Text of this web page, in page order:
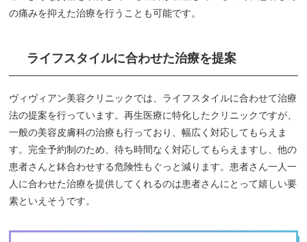
の痛みを抑えた治療を行うことも可能です。
ライフスタイルに合わせた治療を提案
ヴィヴィアン美容クリニックでは、ライフスタイルに合わせて治療
法の提案を行っています。再生医療に特化したクリニックですが、
一般の美容皮膚科の治療も行っており、幅広く対応してもらえま
す。完全予約制のため、待ち時間なく対応してもらえますし、他の
患者さんと鉢合わせする危険性もぐっと減ります。患者さん一人一
人に合わせた治療を提供してくれるのは患者さんにとって嬉しい要
素といえそうです。